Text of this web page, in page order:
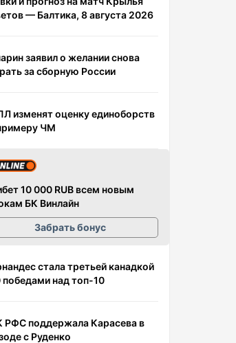
— Балтика, 8 августа 2026
заявил о желании снова
за сборную России
изменят оценку единоборств
ЧМ
10 000 RUB всем новым
БК Винлайн
Забрать бонус
стала третьей канадкой
победами над топ-10
РФС поддержала Карасева в
с Руденко